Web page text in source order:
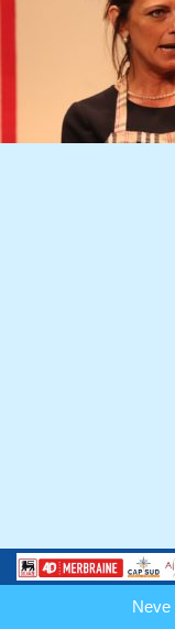
Neve